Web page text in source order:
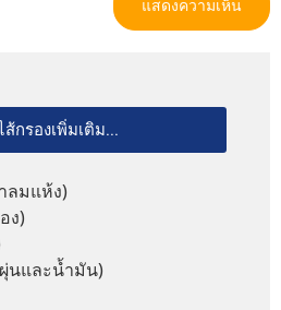
กรองเพิ่มเติม...
ำลมแห้ง)
ง)
ผุ่นและน้ำมัน)